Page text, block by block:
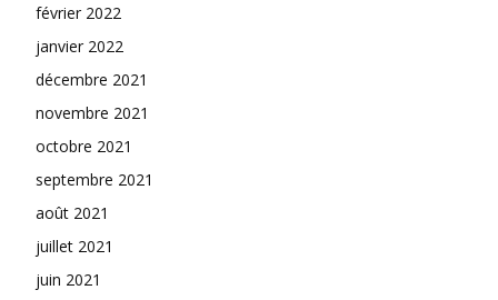
février 2022
janvier 2022
décembre 2021
novembre 2021
octobre 2021
septembre 2021
août 2021
juillet 2021
juin 2021